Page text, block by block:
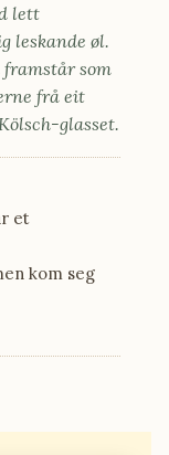
lett
leskande øl.
som
frå eit
glasset.
et
kom seg